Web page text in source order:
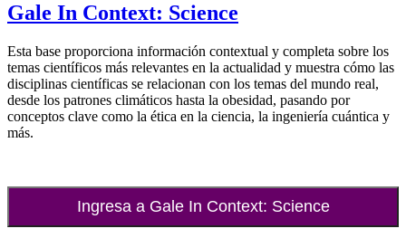
Gale In Context: Science
Esta base proporciona información contextual y completa sobre los
temas científicos más relevantes en la actualidad y muestra cómo las
disciplinas científicas se relacionan con los temas del mundo real,
desde los patrones climáticos hasta la obesidad, pasando por
conceptos clave como la ética en la ciencia, la ingeniería cuántica y
más.
Ingresa a Gale In Context: Science